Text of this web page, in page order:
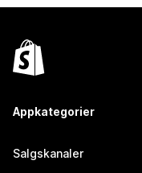
Appkategorier
Salgskanaler